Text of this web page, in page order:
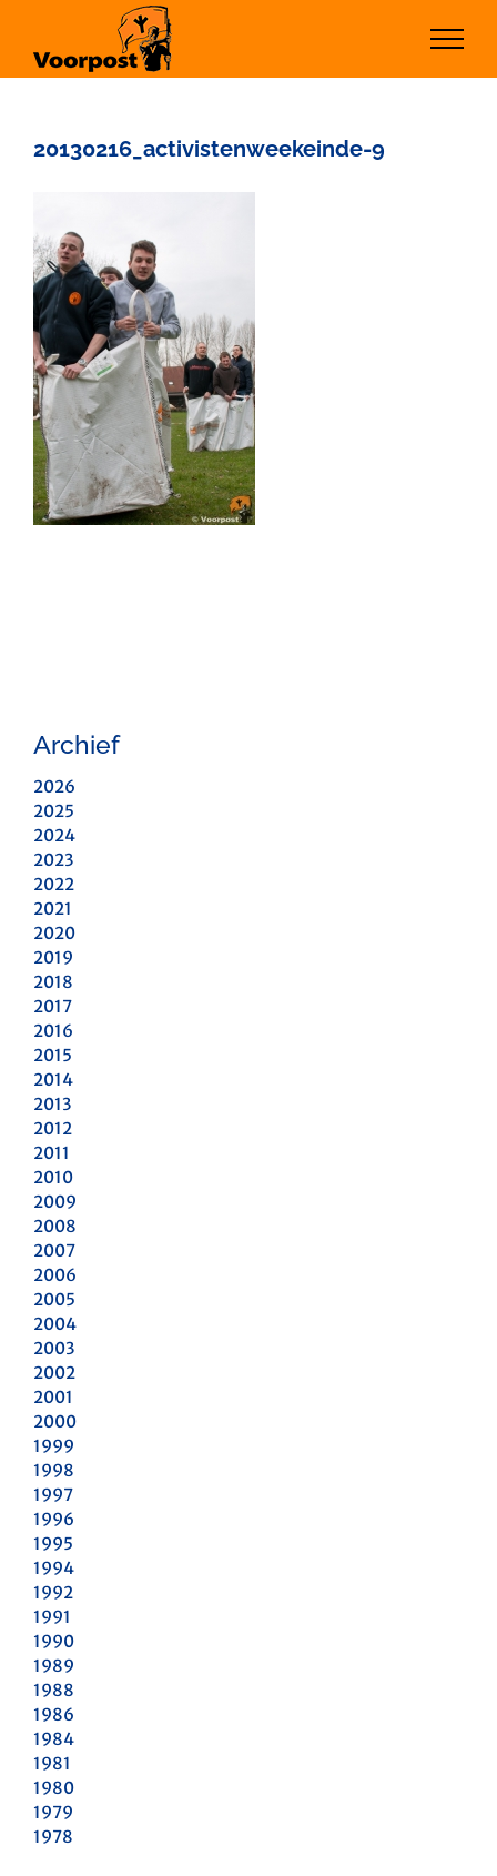
inhoud
20130216_activistenweekeinde-9
Archief
2026
2025
2024
2023
2022
2021
2020
2019
2018
2017
2016
2015
2014
2013
2012
2011
2010
2009
2008
2007
2006
2005
2004
2003
2002
2001
2000
1999
1998
1997
1996
1995
1994
1992
1991
1990
1989
1988
1986
1984
1981
1980
1979
1978